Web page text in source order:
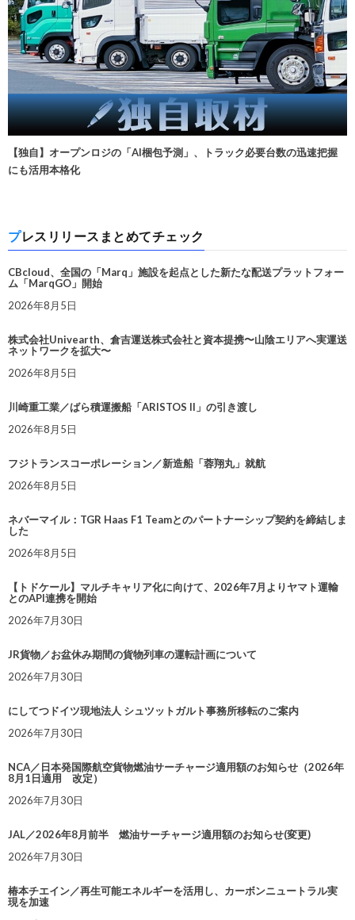
【独自】オープンロジの「AI梱包予測」、トラック必要台数の迅速把握
にも活用本格化
プレスリリースまとめてチェック
CBcloud、全国の「Marq」施設を起点とした新たな配送プラットフォー
ム「MarqGO」開始
2026年8月5日
株式会社Univearth、倉吉運送株式会社と資本提携〜山陰エリアへ実運送
ネットワークを拡大〜
2026年8月5日
川崎重工業／ばら積運搬船「ARISTOS II」の引き渡し
2026年8月5日
フジトランスコーポレーション／新造船「蓉翔丸」就航
2026年8月5日
ネバーマイル：TGR Haas F1 Teamとのパートナーシップ契約を締結しま
した
2026年8月5日
【トドケール】マルチキャリア化に向けて、2026年7月よりヤマト運輸
とのAPI連携を開始
2026年7月30日
JR貨物／お盆休み期間の貨物列車の運転計画について
2026年7月30日
にしてつドイツ現地法人 シュツットガルト事務所移転のご案内
2026年7月30日
NCA／日本発国際航空貨物燃油サーチャージ適用額のお知らせ（2026年
8月1日適用 改定）
2026年7月30日
JAL／2026年8月前半 燃油サーチャージ適用額のお知らせ(変更)
2026年7月30日
椿本チエイン／再生可能エネルギーを活用し、カーボンニュートラル実
現を加速